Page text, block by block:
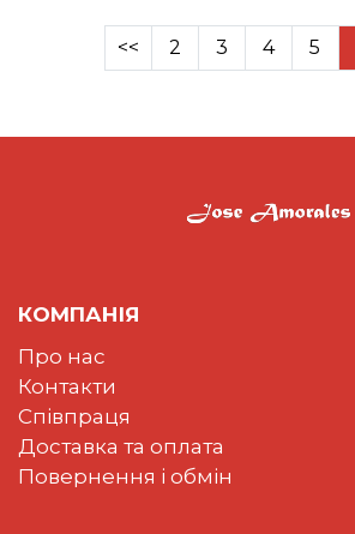
<< 2 3 4 5
КОМПАНІЯ
Про нас
Контакти
Співпраця
Доставка та оплата
Повернення і обмін